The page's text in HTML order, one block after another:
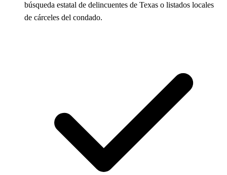
búsqueda estatal de delincuentes de Texas o listados locales
de cárceles del condado.